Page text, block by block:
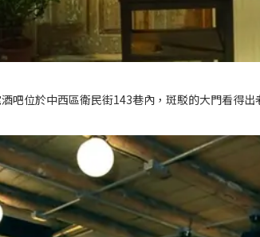
位於中西區衛民街143巷內，斑駁的大門看得出